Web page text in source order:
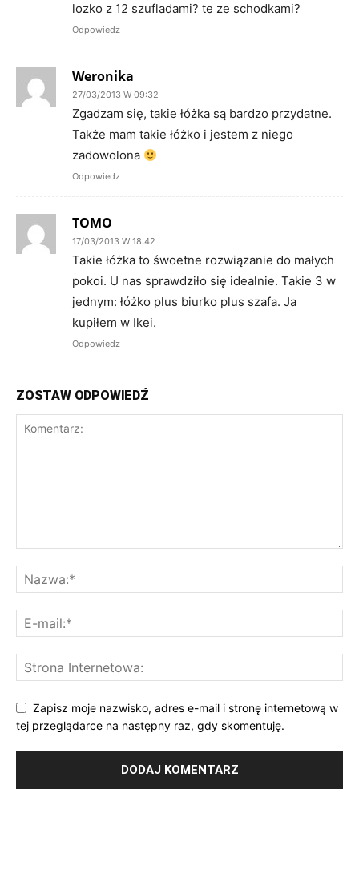
lozko z 12 szufladami? te ze schodkami?
Odpowiedz
Weronika
27/03/2013 W 09:32
Zgadzam się, takie łóżka są bardzo przydatne.
Także mam takie łóżko i jestem z niego
zadowolona
Odpowiedz
TOMO
17/03/2013 W 18:42
Takie łóżka to śwoetne rozwiązanie do małych
pokoi. U nas sprawdziło się idealnie. Takie 3 w
jednym: łóżko plus biurko plus szafa. Ja
kupiłem w Ikei.
Odpowiedz
ZOSTAW ODPOWIEDŹ
Zapisz moje nazwisko, adres e-mail i stronę internetową w
tej przeglądarce na następny raz, gdy skomentuję.